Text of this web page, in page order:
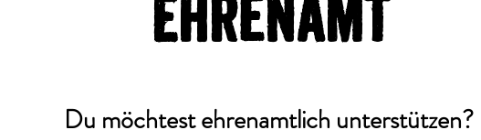
Ehrenamt
Du möchtest ehrenamtlich unterstützen?